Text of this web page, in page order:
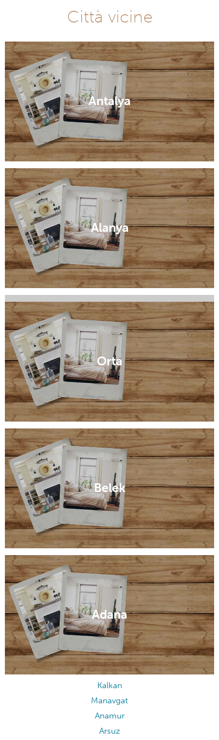
Città vicine
Antalya
Alanya
Kemer
Orta
Belek
Adana
Kalkan
Manavgat
Anamur
Arsuz